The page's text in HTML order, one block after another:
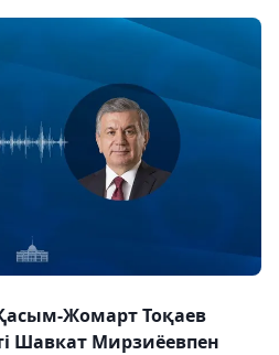
Жомарт Тоқаев
Шавкат Мирзиёевпен